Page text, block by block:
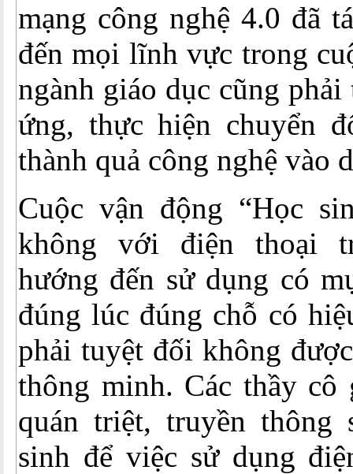
mạng công nghệ 4.0 đã
đến mọi lĩnh vực trong
ngành giáo dục cũng
ứng, thực hiện chuyển
thành quả công nghệ vào
Cuộc vận động “Học
không với điện thoại
hướng đến sử dụng có
đúng lúc đúng chỗ có
phải tuyệt đối không
thông minh. Các thầy cô
quán triệt, truyền thông
sinh để việc sử dụng